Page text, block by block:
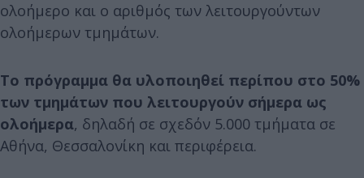
ολοήμερο και ο αριθμός των λειτουργούντων
ολοήμερων τμημάτων.
Το πρόγραμμα θα υλοποιηθεί περίπου στο 50%
των τμημάτων που λειτουργούν σήμερα ως
ολοήμερα, δηλαδή σε σχεδόν 5.000 τμήματα σε
Αθήνα, Θεσσαλονίκη και περιφέρεια.